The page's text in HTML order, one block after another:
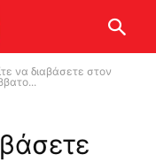
να διαβάσετε στον